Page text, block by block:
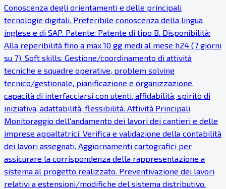
Conoscenza degli orientamenti e delle principali
tecnologie digitali. Preferibile conoscenza della lingua
inglese e di SAP. Patente: Patente di tipo B. Disponibilità:
Alla reperibilità fino a max 10 gg medi al mese h24 (7 giorni
su 7). Soft skills: Gestione/coordinamento di attività
tecniche e squadre operative, problem solving
tecnico/gestionale, pianificazione e organizzazione,
capacità di interfacciarsi con utenti, affidabilità, spirito di
iniziativa, adattabilità, flessibilità. Attività Principali
Monitoraggio dell'andamento dei lavori dei cantieri e delle
imprese appaltatrici. Verifica e validazione della contabilità
dei lavori assegnati. Aggiornamenti cartografici per
assicurare la corrispondenza della rappresentazione a
sistema al progetto realizzato. Preventivazione dei lavori
relativi a estensioni/modifiche del sistema distributivo.